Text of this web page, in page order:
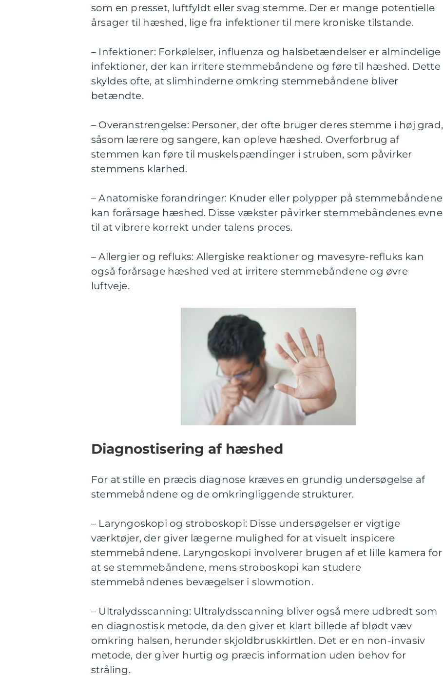
som en presset, luftfyldt eller svag stemme. Der er mange potentielle
årsager til hæshed, lige fra infektioner til mere kroniske tilstande.
– Infektioner: Forkølelser, influenza og halsbetændelser er almindelige
infektioner, der kan irritere stemmebåndene og føre til hæshed. Dette
skyldes ofte, at slimhinderne omkring stemmebåndene bliver
betændte.
– Overanstrengelse: Personer, der ofte bruger deres stemme i høj grad,
såsom lærere og sangere, kan opleve hæshed. Overforbrug af
stemmen kan føre til muskelspændinger i struben, som påvirker
stemmens klarhed.
– Anatomiske forandringer: Knuder eller polypper på stemmebåndene
kan forårsage hæshed. Disse vækster påvirker stemmebåndenes evne
til at vibrere korrekt under talens proces.
– Allergier og refluks: Allergiske reaktioner og mavesyre-refluks kan
også forårsage hæshed ved at irritere stemmebåndene og øvre
luftveje.
Diagnostisering af hæshed
For at stille en præcis diagnose kræves en grundig undersøgelse af
stemmebåndene og de omkringliggende strukturer.
– Laryngoskopi og stroboskopi: Disse undersøgelser er vigtige
værktøjer, der giver lægerne mulighed for at visuelt inspicere
stemmebåndene. Laryngoskopi involverer brugen af et lille kamera for
at se stemmebåndene, mens stroboskopi kan studere
stemmebåndenes bevægelser i slowmotion.
– Ultralydsscanning: Ultralydsscanning bliver også mere udbredt som
en diagnostisk metode, da den giver et klart billede af blødt væv
omkring halsen, herunder skjoldbruskkirtlen. Det er en non-invasiv
metode, der giver hurtig og præcis information uden behov for
stråling.